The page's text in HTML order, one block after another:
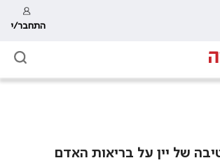
התחבר/י
של יין על בריאות האדם